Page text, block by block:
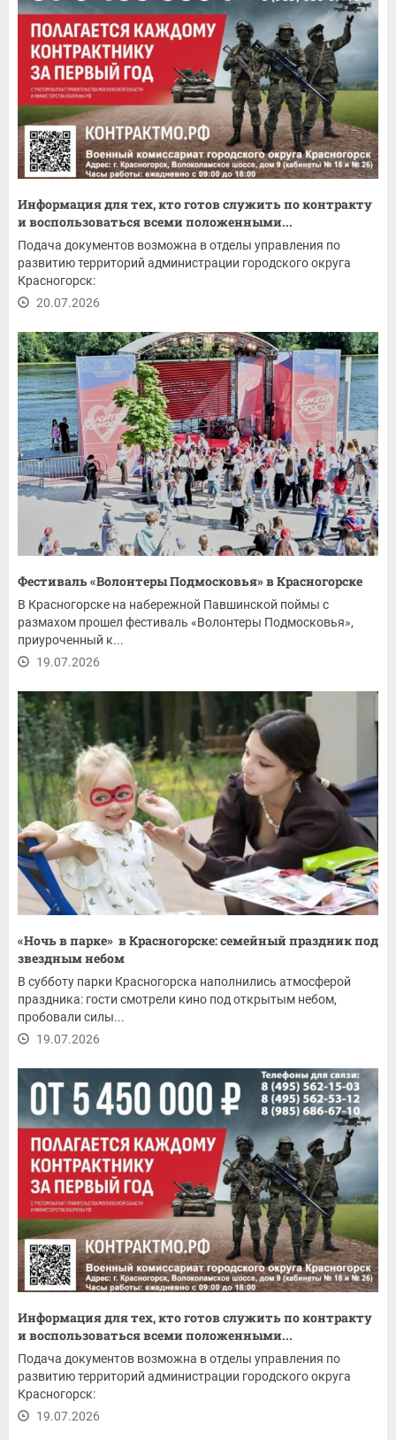
Информация для тех, кто готов служить по контракту
и воспользоваться всеми положенными...
Подача документов возможна в отделы управления по
развитию территорий администрации городского округа
Красногорск:
20.07.2026
Фестиваль «Волонтеры Подмосковья» в Красногорске
В Красногорске на набережной Павшинской поймы с
размахом прошел фестиваль «Волонтеры Подмосковья»,
приуроченный к...
19.07.2026
«Ночь в парке» в Красногорске: семейный праздник под
звездным небом
В субботу парки Красногорска наполнились атмосферой
праздника: гости смотрели кино под открытым небом,
пробовали силы...
19.07.2026
Информация для тех, кто готов служить по контракту
и воспользоваться всеми положенными...
Подача документов возможна в отделы управления по
развитию территорий администрации городского округа
Красногорск:
19.07.2026